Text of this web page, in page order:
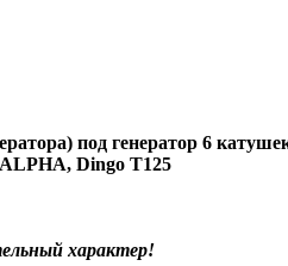
под генератор 6
Dingo T125
характер!